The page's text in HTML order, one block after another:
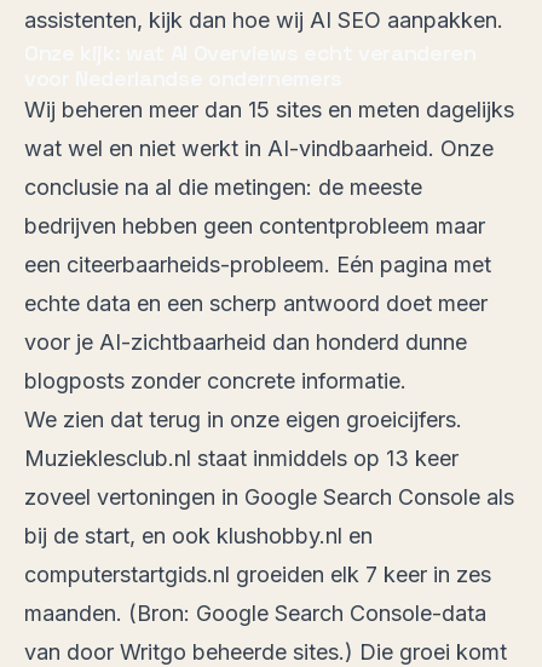
assistenten, kijk dan hoe wij AI SEO aanpakken.
Wij beheren meer dan 15 sites en meten dagelijks
wat wel en niet werkt in AI-vindbaarheid. Onze
conclusie na al die metingen: de meeste
bedrijven hebben geen contentprobleem maar
een citeerbaarheids-probleem. Eén pagina met
echte data en een scherp antwoord doet meer
voor je AI-zichtbaarheid dan honderd dunne
blogposts zonder concrete informatie.
We zien dat terug in onze eigen groeicijfers.
Muzieklesclub.nl staat inmiddels op 13 keer
zoveel vertoningen in Google Search Console als
bij de start, en ook klushobby.nl en
computerstartgids.nl groeiden elk 7 keer in zes
maanden. (Bron: Google Search Console-data
van door Writgo beheerde sites.) Die groei komt